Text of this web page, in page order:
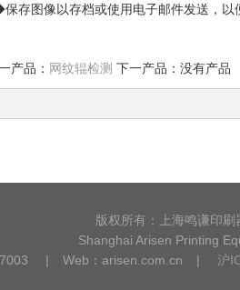
存图像以存档或使用电子邮件发送，以
产品： 网纹辊检测 下一产品：没有产品
版权所有：上海鸣谦印刷
Shanghai Arisen Printing
| Web：arisen.com.cn | 沪